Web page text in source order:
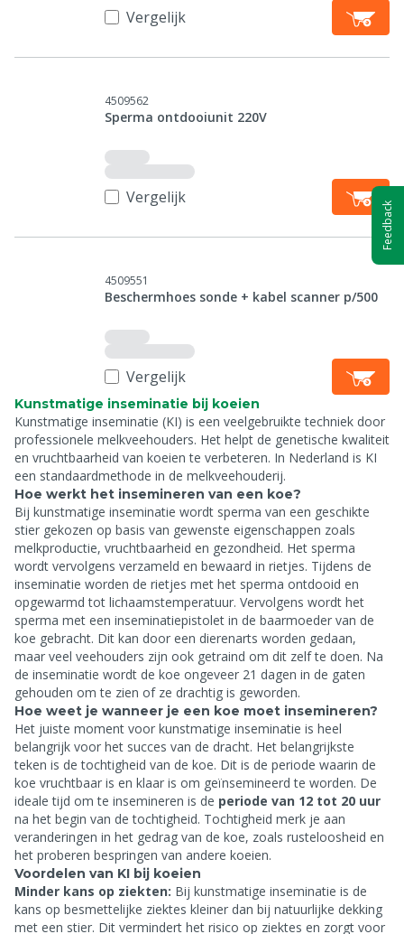
Vergelijk
4509562
Sperma ontdooiunit 220V
Vergelijk
4509551
Beschermhoes sonde + kabel scanner p/500
Vergelijk
Kunstmatige inseminatie bij koeien
Kunstmatige inseminatie (KI) is een veelgebruikte techniek door
professionele melkveehouders. Het helpt de genetische kwaliteit
en vruchtbaarheid van koeien te verbeteren. In Nederland is KI
een standaardmethode in de melkveehouderij.
Hoe werkt het insemineren van een koe?
Bij kunstmatige inseminatie wordt sperma van een geschikte
stier gekozen op basis van gewenste eigenschappen zoals
melkproductie, vruchtbaarheid en gezondheid. Het sperma
wordt vervolgens verzameld en bewaard in rietjes. Tijdens de
inseminatie worden de rietjes met het sperma ontdooid en
opgewarmd tot lichaamstemperatuur. Vervolgens wordt het
sperma met een inseminatiepistolet in de baarmoeder van de
koe gebracht. Dit kan door een dierenarts worden gedaan,
maar veel veehouders zijn ook getraind om dit zelf te doen. Na
de inseminatie wordt de koe ongeveer 21 dagen in de gaten
gehouden om te zien of ze drachtig is geworden.
Hoe weet je wanneer je een koe moet insemineren?
Het juiste moment voor kunstmatige inseminatie is heel
belangrijk voor het succes van de dracht. Het belangrijkste
teken is de tochtigheid van de koe. Dit is de periode waarin de
koe vruchtbaar is en klaar is om geïnsemineerd te worden. De
ideale tijd om te insemineren is de periode van 12 tot 20 uur
na het begin van de tochtigheid. Tochtigheid merk je aan
veranderingen in het gedrag van de koe, zoals rusteloosheid en
het proberen bespringen van andere koeien.
Voordelen van KI bij koeien
Minder kans op ziekten: Bij kunstmatige inseminatie is de
kans op besmettelijke ziektes kleiner dan bij natuurlijke dekking
met een stier. Dit vermindert het risico op ziektes en zorgt voor
Feedback